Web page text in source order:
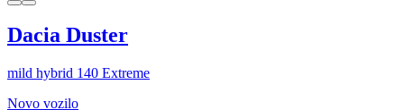
Dacia Duster
mild hybrid 140 Extreme
Novo vozilo